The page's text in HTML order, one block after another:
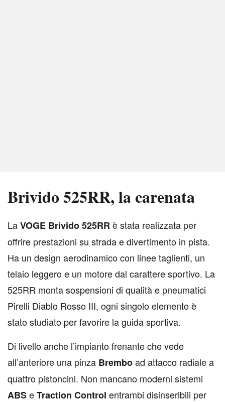
Brivido 525RR, la carenata
LaVOGE Brivido 525RRè stata realizzata per
offrire prestazioni su strada e divertimento in pista.
Ha un design aerodinamico con linee taglienti, un
telaio leggero e un motore dal carattere sportivo. La
525RR monta sospensioni di qualità e pneumatici
Pirelli Diablo Rosso III, ogni singolo elemento è
stato studiato per favorire la guida sportiva.
Di livello anche l’impianto frenante che vede
all’anteriore una pinza Bremboad attacco radiale a
quattro pistoncini. Non mancano moderni sistemi
ABSeTraction Control entrambi disinseribili per